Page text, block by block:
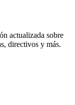
actualizada sobre
directivos y más.